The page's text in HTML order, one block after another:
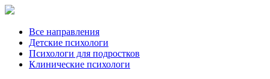
Все направления
Детские психологи
Психологи для подростков
Клинические психологи